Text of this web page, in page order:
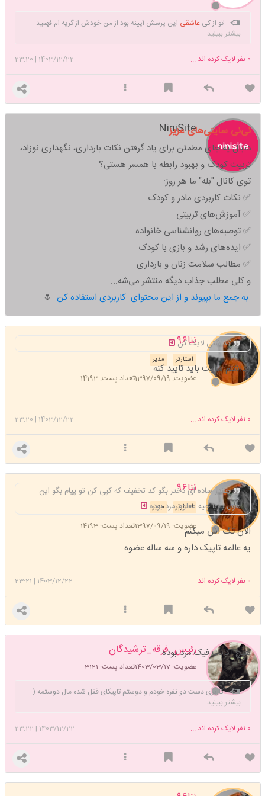
تو از کی عاشقی این پرسش آیینه بود از من خودش از گریه ام فهمید
مدت هاست مدت هاست🥀🍃التماس دعا برای دلهای بی قرار🤍
بیشتر ببینید
1403/12/22
|
23:20 0 نفر لایک کرده اند ...
NiniSite
نی‌نی سایتی‌های عزیز
دنبال یه جای مطمئن برای یاد گرفتن نکات بارداری، نگهداری نوزاد،
تربیت کودک و بهبود رابطه با همسر هستی؟
توی کانال "بله" ما هر روز:
✅ نکات کاربردی مادر و کودک
✅ آموزش‌های تربیتی
✅ توصیه‌های روانشناسی خانواده
✅ ایده‌های رشد و بازی با کودک
✅ مطالب سلامت زنان و بارداری
و کلی مطلب جذاب دیگه منتشر می‌شه...
به جمع ما بپیوند و از این محتوای کاربردی استفاده کن.
🌷
ننا۹۶
مدیر استارتر
عضویت: 1397/09/19 تعداد پست: 14193
گذاشتی لایک کن
گذاشتم سایت باید تایید کنه
1403/12/22
|
23:20 0 نفر لایک کرده اند ...
ننا۹۶
مدیر استارتر
عضویت: 1397/09/19 تعداد پست: 14193
چقدر ساده ای دختر بگو کد تخفیف که کپی کن تو پیام بگو این
هول بازیا چیه معلوم مرد بوده
الان تگ اش میکنم
یه عالمه تاپیک داره و سه ساله عضوه
1403/12/22
|
23:21 0 نفر لایک کرده اند ...
رئیس_فرقه_ترشیدگان
عضویت: 1403/03/17 تعداد پست: 3121
هیچ اکانت فیک مرد بوده
کاربری دست دو نفره خودم و دوستم تاپیکای قفل شده مال دوستمه (
هر دو متأهل هستیم آقایون دایرکت ندن لطفا )
بیشتر ببینید
1403/12/22
|
23:22 0 نفر لایک کرده اند ...